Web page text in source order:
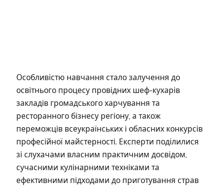
Особливістю навчання стало залучення до
освітнього процесу провідних шеф-кухарів
закладів громадського харчування та
ресторанного бізнесу регіону, а також
переможців всеукраїнських і обласних конкурсів
професійної майстерності. Експерти поділилися
зі слухачами власним практичним досвідом,
сучасними кулінарними техніками та
ефективними підходами до приготування страв